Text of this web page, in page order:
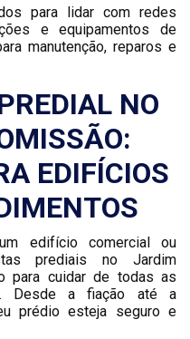
para lidar com redes
e equipamentos de
manutenção, reparos e
NO
EDIFÍCIOS
edifício comercial ou
prediais no Jardim
para cuidar de todas as
Desde a fiação até a
prédio esteja seguro e